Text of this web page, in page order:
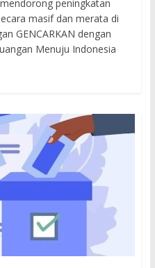
peningkatan
masif dan merata di
GENCARKAN dengan
Menuju Indonesia